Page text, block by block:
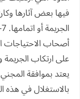
فيها بعض آثارها
أصحاب الاحتياجات
على ارتكاب
يعتد بموافقة
بالاستغلال في هذه